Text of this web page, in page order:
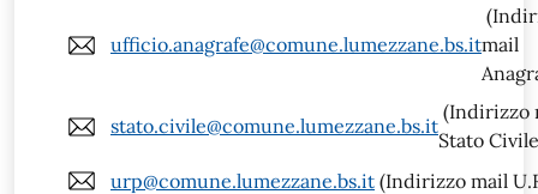
ufficio.anagrafe@comune.lumezzane.bs.itmail
stato.civile@comune.lumezzane.bs.it
(Indirizzo
Stato
urp@comune.lumezzane.bs.it (Indirizzo mail